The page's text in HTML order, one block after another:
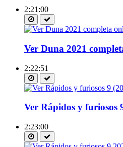
2:21:00
Ver Duna 2021
2:22:51
Ver Rápidos y furiosos
2:23:00